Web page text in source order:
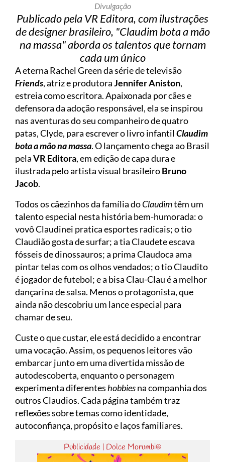
Divulgação
Publicado pela VR Editora, com ilustrações
de designer brasileiro, "Claudim bota a mão
na massa" aborda os talentos que tornam
cada um único
A eterna Rachel Green da série de televisão
Friends, atriz e produtoraJennifer Aniston,
estreia como escritora. Apaixonada por cães e
defensora da adoção responsável, ela se inspirou
nas aventuras do seu companheiro de quatro
patas, Clyde, para escrever o livro infantilClaudim
bota a mão na massa. O lançamento chega ao Brasil
pelaVR Editora, em edição de capa dura e
ilustrada pelo artista visual brasileiroBruno
Jacob.
Todos os cãezinhos da família doClaudimtêm um
talento especial nesta história bem-humorada: o
vovô Claudinei pratica esportes radicais; o tio
Claudião gosta de surfar; a tia Claudete escava
fósseis de dinossauros; a prima Claudoca ama
pintar telas com os olhos vendados; o tio Claudito
é jogador de futebol; e a bisa Clau-Clau é a melhor
dançarina de salsa. Menos o protagonista, que
ainda não descobriu um lance especial para
chamar de seu.
Custe o que custar, ele está decidido a encontrar
uma vocação. Assim, os pequenos leitores vão
embarcar junto em uma divertida missão de
autodescoberta, enquanto o personagem
experimenta diferenteshobbiesna companhia dos
outros Claudios. Cada página também traz
reflexões sobre temas como identidade,
autoconfiança, propósito e laços familiares.
Publicidade | Dolce Morumbi®